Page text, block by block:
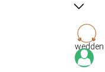
wedden